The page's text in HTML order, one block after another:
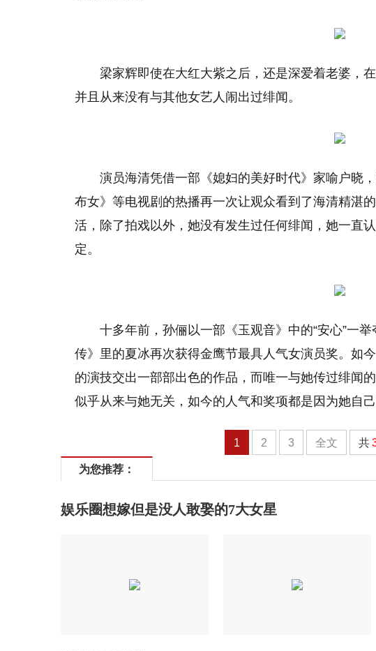
梁家辉即使在大红大紫之后，还是深爱着老婆，
并且从来没有与其他女艺人闹出过绯闻。
演员海清凭借一部《媳妇的美好时代》家喻户晓
布女》等电视剧的热播再一次让观众看到了海清精湛
活，除了拍戏以外，她没有发生过任何绯闻，她一直
定。
十多年前，孙俪以一部《玉观音》中的“安心”一
传》里的夏冰再次获得金鹰节最具人气女演员奖。如
的演技交出一部部出色的作品，而唯一与她传过绯闻
似乎从来与她无关，如今的人气和奖项都是因为她自己
1 2 3 全文 共
为您推荐：
娱乐圈想嫁但是没人敢娶的7大女星